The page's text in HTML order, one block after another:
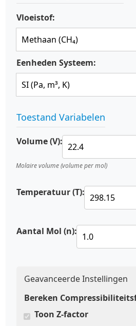
Vloeistof:
Eenheden Systeem:
Toestand Variabelen
Volume (V):
Molaire volume (volume per mol)
Temperatuur (T):
Aantal Mol (n):
Geavanceerde Instellingen
Bereken
Toon Z-factor